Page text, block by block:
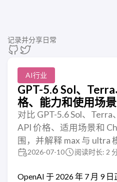
记录并分享日常
AI行业
GPT-5.6 Sol、
格、能力和使用场
对比 GPT-5.6 Sol、Terra
API 价格、适用场景和
围，并解释 max 与 ultra
2026-07-10 阅读时长: 2
OpenAI 于 2026 年 7 月 9 日